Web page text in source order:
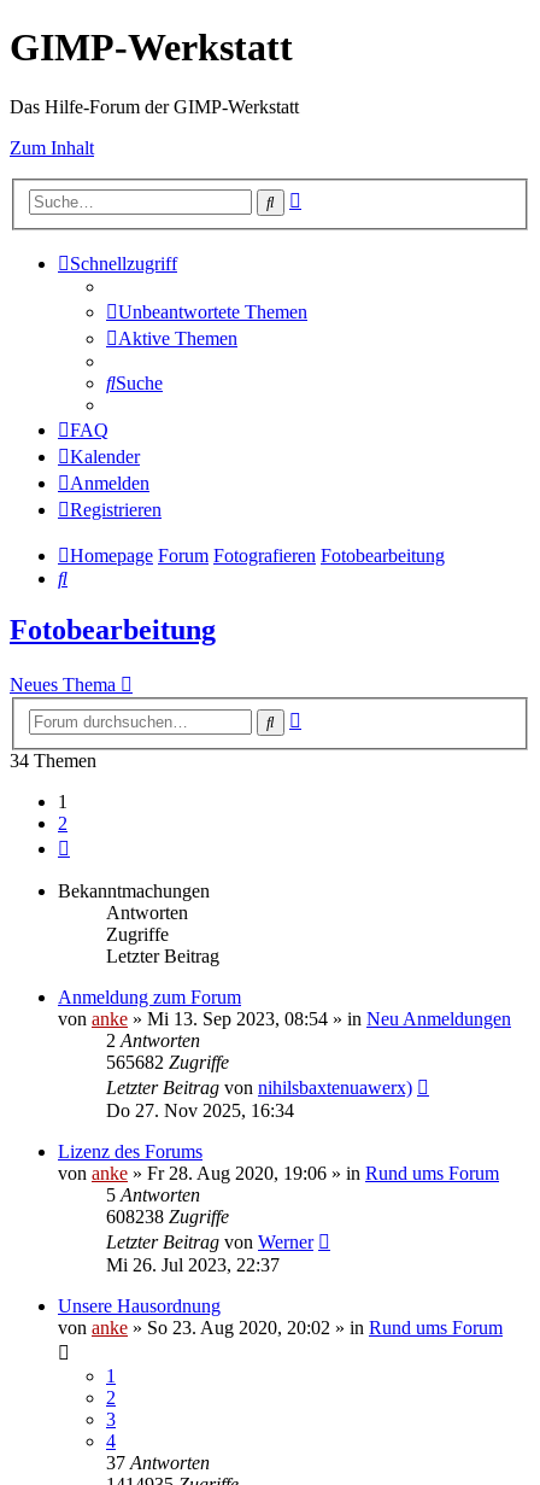
GIMP-Werkstatt
Das Hilfe-Forum der GIMP-Werkstatt
Zum Inhalt
Suche
Schnellzugriff
Unbeantwortete Themen
Aktive Themen
Suche
FAQ
Kalender
Anmelden
Registrieren
Homepage Forum Fotografieren Fotobearbeitung
Suche
Fotobearbeitung
Neues Thema
Suche
34 Themen
1
2
Bekanntmachungen
Antworten
Zugriffe
Letzter Beitrag
Anmeldung zum Forum
von anke » Mi 13. Sep 2023, 08:54 » in Neu Anmeldungen
2 Antworten
565682 Zugriffe
Letzter Beitrag von nihilsbaxtenuawerx)
Do 27. Nov 2025, 16:34
Lizenz des Forums
von anke » Fr 28. Aug 2020, 19:06 » in Rund ums Forum
5 Antworten
608238 Zugriffe
Letzter Beitrag von Werner
Mi 26. Jul 2023, 22:37
Unsere Hausordnung
von anke » So 23. Aug 2020, 20:02 » in Rund ums Forum
1
2
3
4
37 Antworten